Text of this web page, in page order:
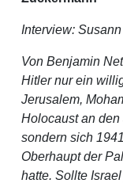
Interview:
Von Benjamin
Hitler nur ein
Jerusalem,
Holocaust an
sondern sich
Oberhaupt der
hatte. Sollte